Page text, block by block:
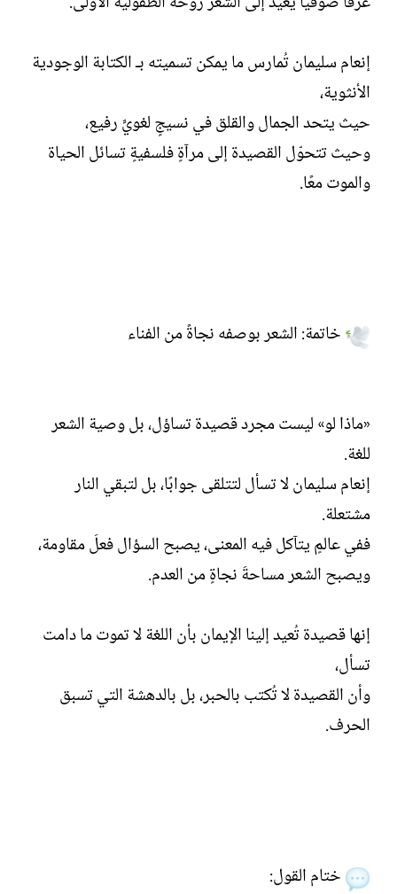
إنعام سليمان تُمارس ما يمكن تسميته بـ الكتابة الوجودية
الأنثوية،
حيث يتحد الجمال والقلق في نسيجٍ لغويٍّ رفيع،
وحيث تتحوّل القصيدة إلى مرآةٍ فلسفيةٍ تسائل الحياة
والموت معًا.
خاتمة: الشعر بوصفه نجاةً من الفناء
«ماذا لو» ليست مجرد قصيدة تساؤل، بل وصية الشعر
للغة.
إنعام سليمان لا تسأل لتتلقى جوابًا، بل لتبقي النار
مشتعلة.
ففي عالمٍ يتآكل فيه المعنى، يصبح السؤال فعلَ مقاومة،
ويصبح الشعر مساحةَ نجاةٍ من العدم.
إنها قصيدة تُعيد إلينا الإيمان بأن اللغة لا تموت ما دامت
تسأل،
وأن القصيدة لا تُكتب بالحبر، بل بالدهشة التي تسبق
الحرف.
ختام القول: